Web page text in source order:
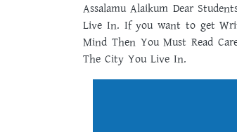
Assalamu Alaikum Dear
Live In. If you want to get
Mind Then You Must Read
The City You Live In.